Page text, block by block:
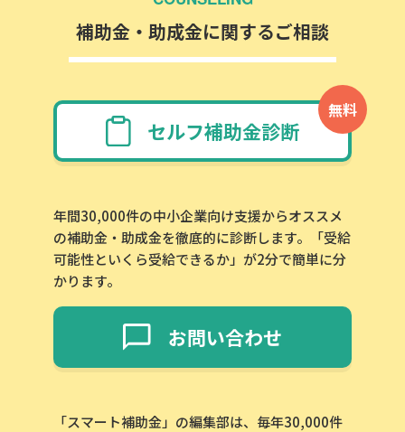
補助金・助成金に関するご相談
無料
セルフ補助金診断
年間30,000件の中小企業向け支援からオススメ
の補助金・助成金を徹底的に診断します。「受給
可能性といくら受給できるか」が2分で簡単に分
かります。
お問い合わせ
「スマート補助金」の編集部は、毎年30,000件